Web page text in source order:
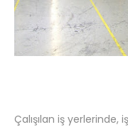
Çalışılan iş yerlerinde,